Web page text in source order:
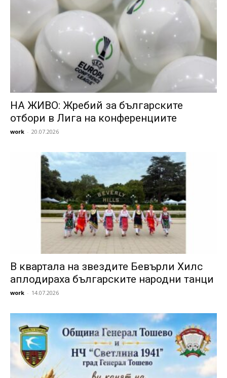
НА ЖИВО: Жребий за българските
отбори в Лига на конференциите
work - 20.07.2026
В квартала на звездите Бевърли Хилс
аплодираха българските народни танци
work - 14.07.2026